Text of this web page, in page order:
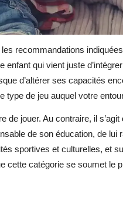
recommandations
qui vient juste
d’altérer ses capacités
type de jeu auquel votre
de jouer. Au contraire, il
de son éducation, de lui
sportives et culturelles, et
cette catégorie se soumet le